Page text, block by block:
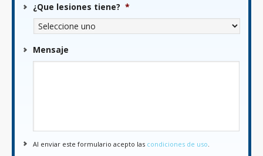
¿Que lesiones tiene? *
Mensaje
Al enviar este formulario acepto las condiciones de uso